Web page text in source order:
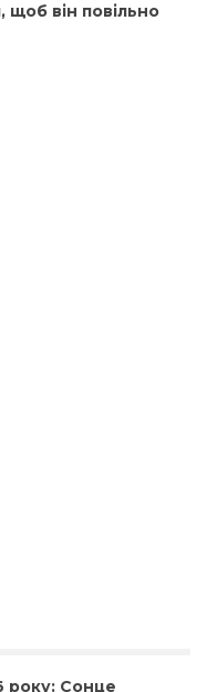
він повільно
року: Сонце